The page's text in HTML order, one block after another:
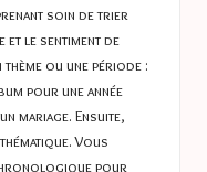
soin de trier
le sentiment de
ou une période :
pour une année
mariage. Ensuite,
Vous
pour